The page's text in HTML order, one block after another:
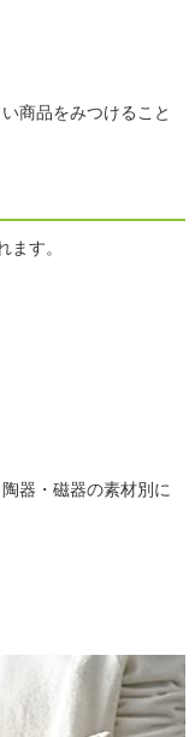
商品をみつけること
す。
器・磁器の素材別に